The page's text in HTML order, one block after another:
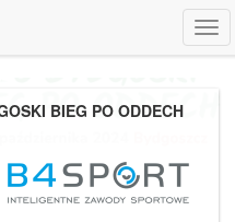
BIEG PO ODDECH